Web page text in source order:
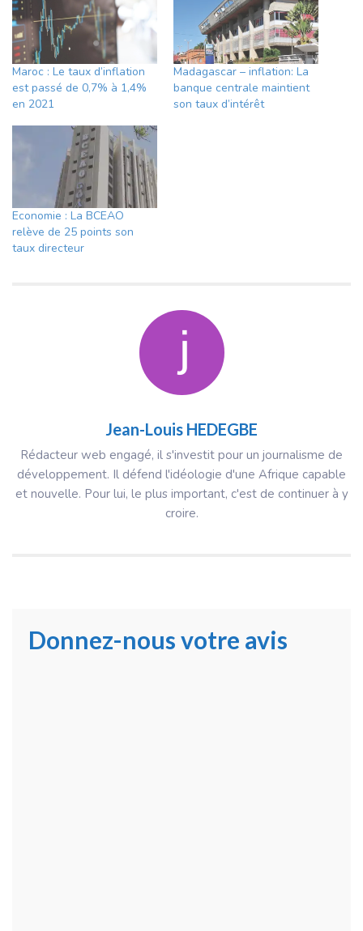
Maroc : Le taux d’inflation
est passé de 0,7% à 1,4%
en 2021
Madagascar – inflation: La
banque centrale maintient
son taux d’intérêt
Economie : La BCEAO
relève de 25 points son
taux directeur
Jean-Louis HEDEGBE
Rédacteur web engagé, il s'investit pour un journalisme de
développement. Il défend l'idéologie d'une Afrique capable
et nouvelle. Pour lui, le plus important, c'est de continuer à y
croire.
Donnez-nous votre avis